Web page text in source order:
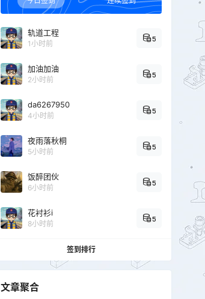
轨道工程
1小时前
5
加油加油
2小时前
5
da6267950
4小时前
5
夜雨落秋桐
5小时前
5
饭醉团伙
6小时前
5
花衬衫i
8小时前
5
签到排行
文章聚合